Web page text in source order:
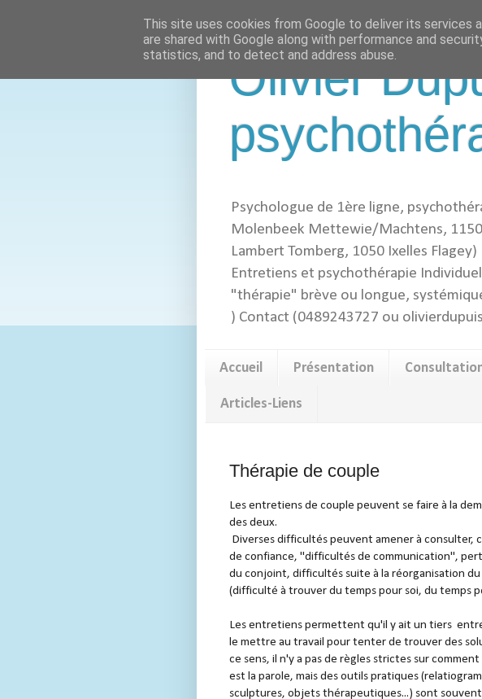
Olivier
Psychologue de 1ère ligne,
Molenbeek Mettewie/Machtens,
Lambert Tomberg, 1050 Ixelles Flagey)
Entretiens et psychothérapie
"thérapie" brève ou longue,
) Contact (0489243727 ou
Accueil Présentation
Articles-Liens
Thérapie de couple
Les entretiens de couple peuvent se faire à la
des deux.
Diverses difficultés peuvent amener à consulter,
de confiance, "difficultés de communication",
du conjoint, difficultés suite à la réorganisation
(difficulté à trouver du temps pour soi, du temps
Les entretiens permettent qu'il y ait un tiers
le mettre au travail pour tenter de trouver des
ce sens, il n'y a pas de règles strictes sur
est la parole, mais des outils pratiques
sculptures, objets thérapeutiques...) sont
This site uses cookies from Google to deliver its services
are shared with Google along with performance and
statistics, and to detect and address abuse.